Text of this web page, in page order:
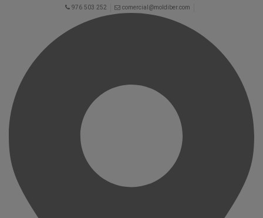
976 503 252 comercial@moldiber.com